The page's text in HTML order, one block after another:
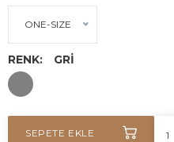
ONE-SIZE
RENK: GRİ
SEPETE EKLE 1